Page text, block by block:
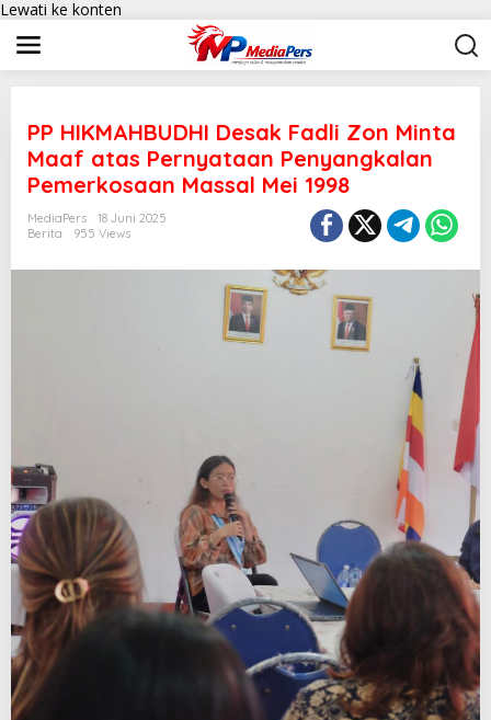
Lewati ke konten
PP HIKMAHBUDHI Desak Fadli Zon Minta
Maaf atas Pernyataan Penyangkalan
Pemerkosaan Massal Mei 1998
MediaPers
18 Juni 2025
Berita
955 Views